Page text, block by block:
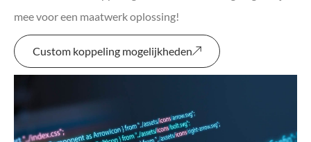
mee voor een maatwerk oplossing!
Custom koppeling mogelijkheden